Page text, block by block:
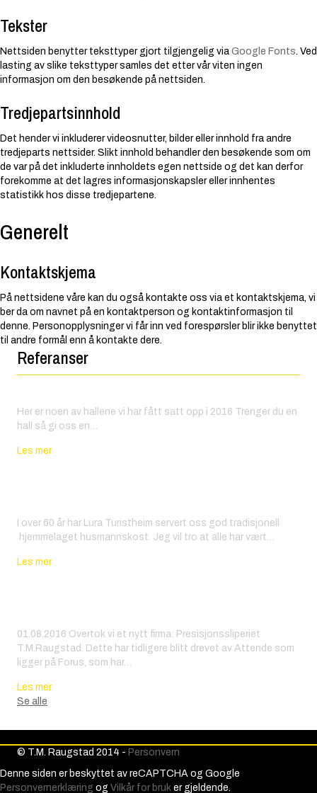
Tekster
Nettsiden benytter teksttyper gjort tilgjengelig via Google Fonts. Ved
lasting av slike teksttyper samles det etter vår viten ingen
informasjon om den besøkende på nettsiden.
Tredjepartsinnhold
Det hender vi inkluderer videosnutter, bilder eller innhold fra andre
tredjeparts nettsider. Slikt innhold behandler den besøkende som om
de var på det inkluderte innholdets egen nettside og det kan derfor
forekomme at det lagres informasjonskapsler eller innhentes
statistikk hos disse tredjepartene.
Generelt
Kontaktskjema
På nettsidene våre kan du også kontakte oss via et kontaktskjema, vi
ber da om navnet på en kontaktperson og kontaktinformasjon til
denne. Personopplysninger vi får inn ved forespørsler blir ikke benyttet
til andre formål enn å kontakte dere.
Referanser
Her er noen av hallene vi har fått satt opp i 2016 Trenger du en
hall så gi oss en…
Les merabout Forskjellige haller vi har satt opp
I over 60 år har Lura Turistheim servert oss god tradisjonell
hjemmelaget husmannskost. Jeg vil tro at alle har vært…
Les merabout Makeover på Lura Turistheim
01.08.2016 Overtok vi et nytt firma: Presisjonssliperiet
T.M.Raugstad. Dette har tidligere blitt drevet av Attende som
ligger på Forus, som har…
Les merabout Gøy med noe nytt
Se alle
© T.M. Raugstad 2014 - Personvern
Denne siden er beskyttet av reCAPTCHA og Google
Personvernerklæring og Vilkår for bruk er gjeldende.